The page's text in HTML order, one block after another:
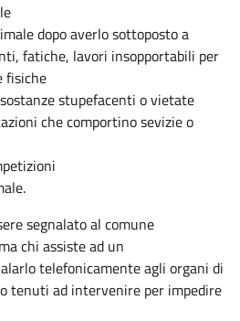
dopo averlo sottoposto a
fatiche, lavori insopportabili per
fisiche
stupefacenti o vietate
che comportino sevizie o
segnalato al comune
chi assiste ad un
telefonicamente agli organi di
tenuti ad intervenire per impedire